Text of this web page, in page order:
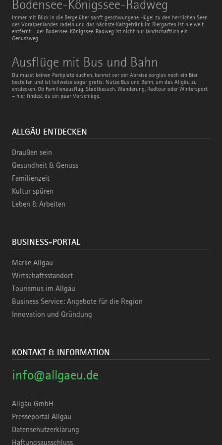
Bodensee-Königssee-Radweg
Immer mit Blick in die Berge über sanft geschwungene Hügel zu den herrlichen Seen
des Voralpenlandes radeln und das nächste Kaltgetränk im Biergarten ist nie weit
entfernt – der Bodensee-Königssee-Radweg ist nicht nur landschaftlich ein
Genussweg.
Königssee-
Radweg
Ausflüge mit Bus und Bahn
Du musst keinen Parkplatz suchen, kannst vor der Abreise sorglos noch ein Bier
bestellen und ist teilweise sogar gratis: Nutze Bus und Bahn, um das Allgäu zu
entdecken. Ob Familienausflug, Stadtbesuch, Wanderung, Radtour oder Wintersport
– hier findest du ein paar Vorschläge.
Ausflüge
mit
Bus
und
Bahn
ALLGÄU ENTDECKEN
Draußen sein
Gesundheit & Genuss
Familienzeit
Kultur spüren
Leben & Arbeiten
BUSINESS-PORTAL
Marke Allgäu
Wirtschaftsstandort
Tourismus im Allgäu
Business Service: Angebote für die Region
Innovation und Gründung
KONTAKT & INFORMATION
info@allgaeu.de
Allgäu GmbH
Presseportal Allgäu
Datenschutzerklärung
Haftungsausschluss